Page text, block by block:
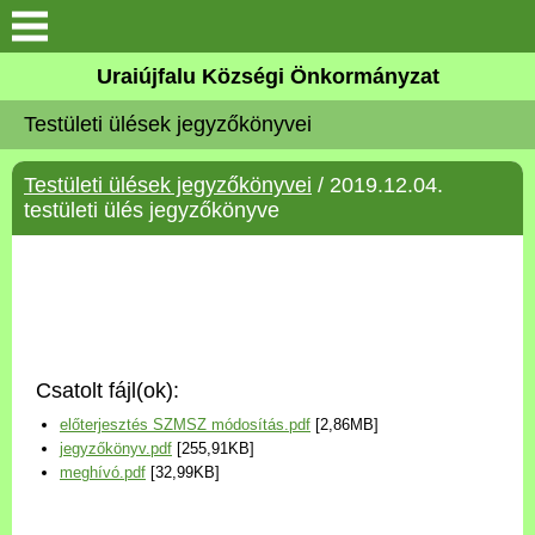
Köszöntő
Elérhetőségek
Uraiújfalu
Választási információk
Versenyképes Járások
Uraiújfalu Községi Önkormányzat
Testületi ülések jegyzőkönyvei
Testületi ülések jegyzőkönyvei / 2019.12.04.
testületi ülés jegyzőkönyve
Csatolt fájl(ok):
előterjesztés SZMSZ módosítás.pdf [2,86MB]
jegyzőkönyv.pdf [255,91KB]
meghívó.pdf [32,99KB]